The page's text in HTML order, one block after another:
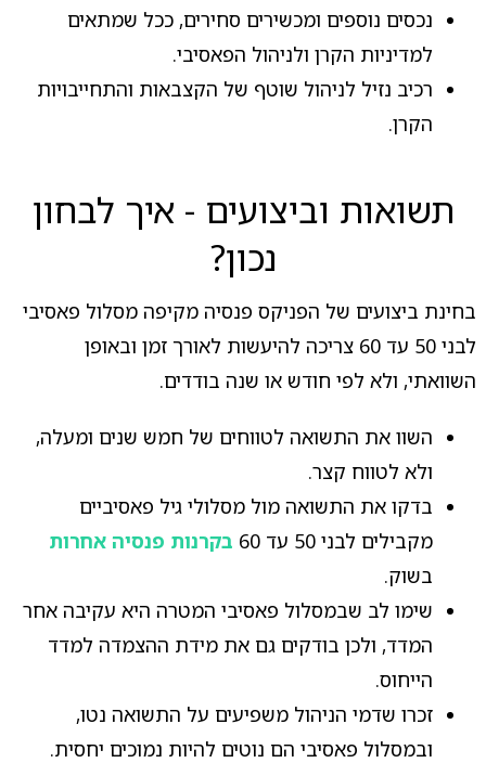
נכסים נוספים ומכשירים סחירים, ככל שמתאים
למדיניות הקרן ולניהול הפאסיבי.
רכיב נזיל לניהול שוטף של הקצבאות והתחייבויות
הקרן.
תשואות וביצועים - איך לבחון
נכון?
בחינת ביצועים של הפניקס פנסיה מקיפה מסלול פאסיבי
לבני 50 עד 60 צריכה להיעשות לאורך זמן ובאופן
השוואתי, ולא לפי חודש או שנה בודדים.
השוו את התשואה לטווחים של חמש שנים ומעלה,
ולא לטווח קצר.
בדקו את התשואה מול מסלולי גיל פאסיביים
מקבילים לבני 50 עד 60
בקרנות פנסיה אחרות
בשוק.
שימו לב שבמסלול פאסיבי המטרה היא עקיבה אחר
המדד, ולכן בודקים גם את מידת ההצמדה למדד
הייחוס.
זכרו שדמי הניהול משפיעים על התשואה נטו,
ובמסלול פאסיבי הם נוטים להיות נמוכים יחסית.